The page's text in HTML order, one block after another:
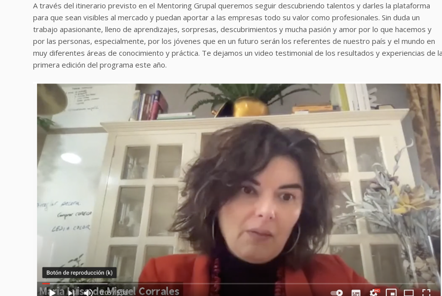
A través del itinerario previsto en el Mentoring Grupal queremos seguir descubriendo talentos y darles la plataforma
para que sean visibles al mercado y puedan aportar a las empresas todo su valor como profesionales. Sin duda un
trabajo apasionante, lleno de aprendizajes, sorpresas, descubrimientos y mucha pasión y amor por lo que hacemos y
por las personas, especialmente, por los jóvenes que en un futuro serán los referentes de nuestro país y el mundo en
muy diferentes áreas de conocimiento y práctica. Te dejamos un video testimonial de los resultados y experiencias de
primera edición del programa este año.